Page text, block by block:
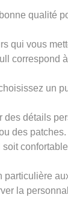
qualité
qui vous
correspond
un
des détails
des patches.
particulière
la